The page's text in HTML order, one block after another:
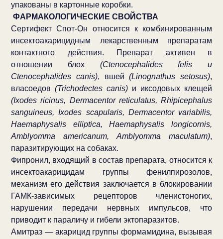
упакованы в картонные коробки.
ФАРМАКОЛОГИЧЕСКИЕ СВОЙСТВА
Сертифект Спот-Он относится к комбинированным
инсектоакарицидным лекарственным препаратам
контактного действия. Препарат активен в
отношении блох (Ctenocephalides felis и
Ctenocephalides canis), вшей(Linognathus setosus),
власоедов (Trichodectes canis) и иксодовых клещей
(Ixodes ricinus, Dermacentor reticulatus, Rhipicephalus
sanguineus, Ixodes scapularis, Dermacentor variabilis,
Haemaphysalis elliptica, Haemaphysalis longicornis,
Amblyomma americanum, Amblyomma maculatum),
паразитирующих на собаках.
Фипронил, входящий в состав препарата, относится к
инсектоакарицидам группы фенилпирозолов,
механизм его действия заключается в блокировании
ГАМК-зависимых рецепторов членистоногих,
нарушении передачи нервных импульсов, что
приводит к параличу и гибели эктопаразитов.
Амитраз — акарицид группы формамидина, вызывая